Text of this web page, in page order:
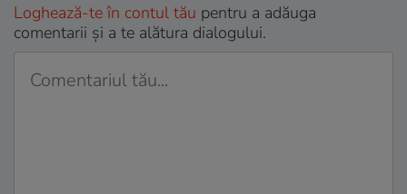
Loghează-te în contul tău pentru a adăuga
comentarii și a te alătura dialogului.